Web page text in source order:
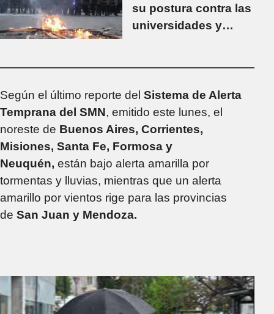
su postura contra las
universidades y
Universitaria
Según el último reporte del Sistema de Alerta
Temprana del SMN, emitido este lunes, el
noreste de Buenos Aires, Corrientes,
Misiones, Santa Fe, Formosa y
Neuquén, están bajo alerta amarilla por
tormentas y lluvias, mientras que un alerta
amarillo por vientos rige para las provincias
de San Juan y Mendoza.